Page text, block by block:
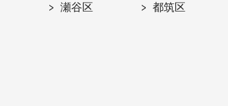
瀬谷区 都筑区